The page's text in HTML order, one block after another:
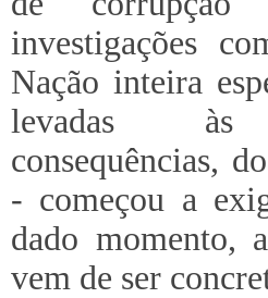
investigações
Nação inteira
levadas às
consequências,
- começou a
dado momento,
vem de ser